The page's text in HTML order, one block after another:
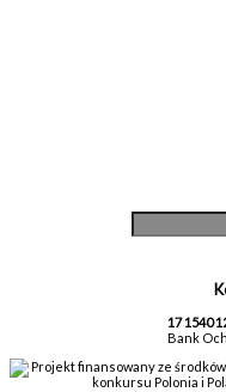
17 1540
Bank
Projekt finansowany ze
konkursu Polonia i